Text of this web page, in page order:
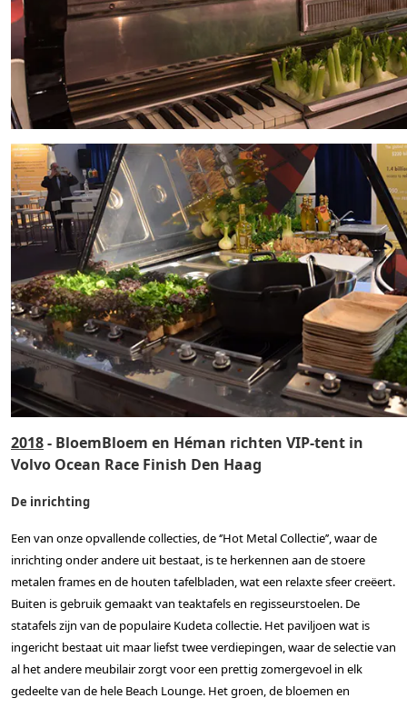
2018- BloemBloem en Héman richten VIP-tent in
Volvo Ocean Race Finish Den Haag
De inrichting
Een van onze opvallende collecties, de ‘’Hot Metal Collectie’’, waar de
inrichting onder andere uit bestaat, is te herkennen aan de stoere
metalen frames en de houten tafelbladen, wat een relaxte sfeer creëert.
Buiten is gebruik gemaakt van teaktafels en regisseurstoelen. De
statafels zijn van de populaire Kudeta collectie. Het paviljoen wat is
ingericht bestaat uit maar liefst twee verdiepingen, waar de selectie van
al het andere meubilair zorgt voor een prettig zomergevoel in elk
gedeelte van de hele Beach Lounge. Het groen, de bloemen en